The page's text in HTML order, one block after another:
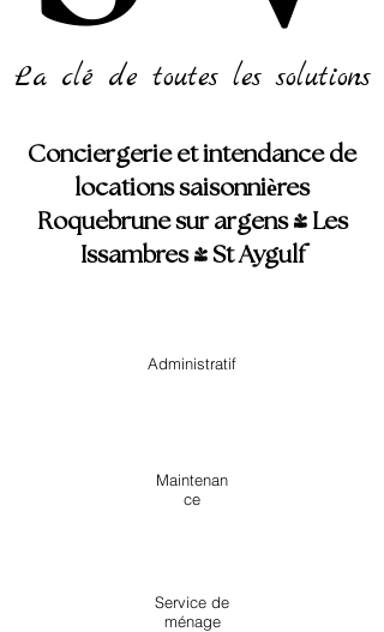
La clé de toutes les solutions
Conciergerie et intendance de
locations saisonnières
Roquebrune sur argens - Les
Issambres - St Aygulf
Administratif
Maintenan
ce
Service de
ménage